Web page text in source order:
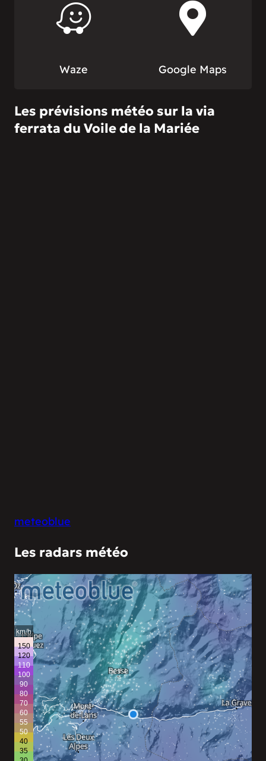
Waze Google Maps
Les prévisions météo sur la via
ferrata du Voile de la Mariée
meteoblue
Les radars météo